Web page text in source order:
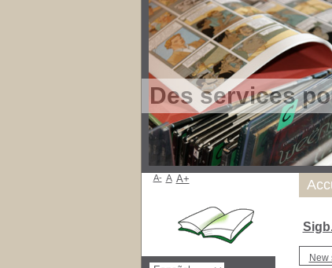
Des services
New
A- A A+